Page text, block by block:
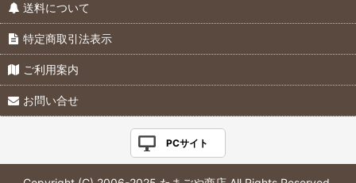
送料について
特定商取引法表示
ご利用案内
お問い合せ
PCサイト